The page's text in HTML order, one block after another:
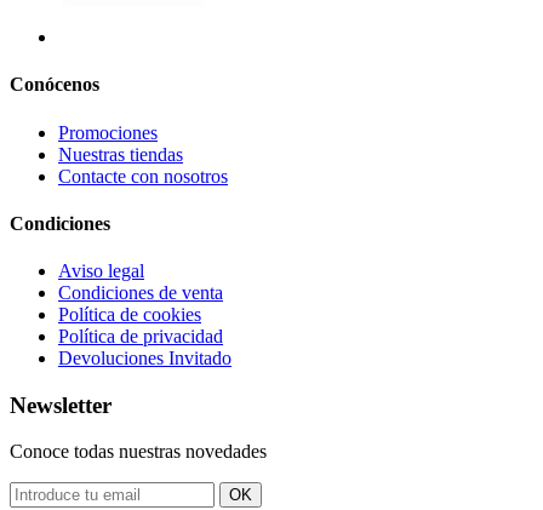
Conócenos
Promociones
Nuestras tiendas
Contacte con nosotros
Condiciones
Aviso legal
Condiciones de venta
Política de cookies
Política de privacidad
Devoluciones Invitado
Newsletter
Conoce todas nuestras novedades
OK